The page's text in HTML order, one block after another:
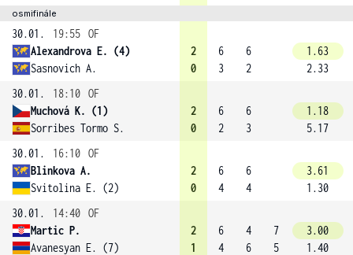
osmifinále
30.01. 19:55 OF
Alexandrova E. (4)
Sasnovich A.
2
0
6
3
6
2
1.63
2.33
30.01.
18:10 OF
Muchová K. (1)
Sorribes Tormo S.
2
0
6
2
6
3
1.18
5.17
30.01.
16:10 OF
Blinkova A.
Svitolina E. (2)
2
0
6
4
6
4
3.61
1.30
30.01.
14:40 OF
Martic P.
Avanesyan E. (7)
2
1
6
4
4
6
7
5
3.00
1.40